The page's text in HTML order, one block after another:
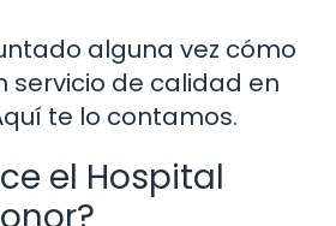
alguna vez cómo
servicio de calidad en
te lo contamos.
el Hospital